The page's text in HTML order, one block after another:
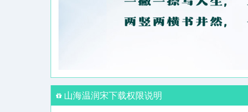
山海温润宋下载权限说明